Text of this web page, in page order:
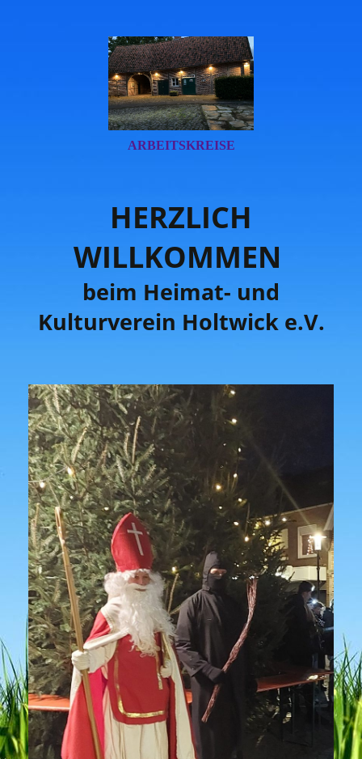
ARBEITSKREISE
HERZLICH
WILLKOMMEN
beim Heimat- und
Kulturverein Holtwick e.V.